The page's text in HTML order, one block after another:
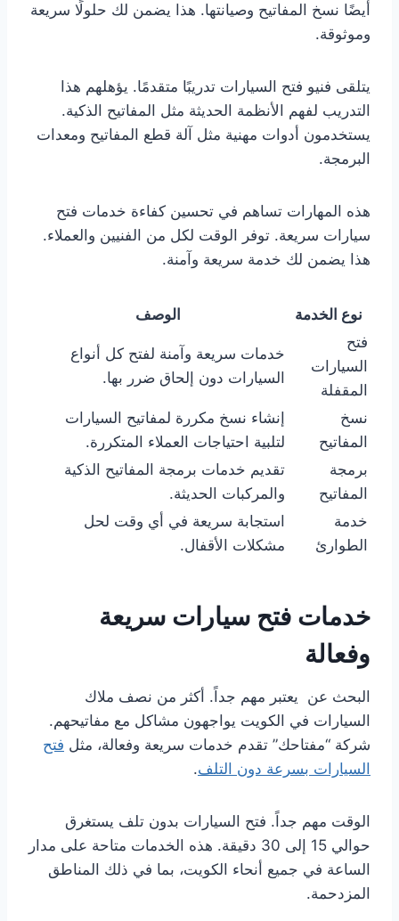
أيضًا نسخ المفاتيح وصيانتها. هذا يضمن لك حلولًا سريعة
وموثوقة.
يتلقى فنيو فتح السيارات تدريبًا متقدمًا. يؤهلهم هذا
التدريب لفهم الأنظمة الحديثة مثل المفاتيح الذكية.
يستخدمون أدوات مهنية مثل آلة قطع المفاتيح ومعدات
البرمجة.
هذه المهارات تساهم في تحسين كفاءة خدمات فتح
سيارات سريعة. توفر الوقت لكل من الفنيين والعملاء.
هذا يضمن لك خدمة سريعة وآمنة.
نوع الخدمة
الوصف
فتح
السيارات
المقفلة
خدمات سريعة وآمنة لفتح كل أنواع
السيارات دون إلحاق ضرر بها.
نسخ
المفاتيح
إنشاء نسخ مكررة لمفاتيح السيارات
لتلبية احتياجات العملاء المتكررة.
برمجة
المفاتيح
تقديم خدمات برمجة المفاتيح الذكية
والمركبات الحديثة.
خدمة
الطوارئ
استجابة سريعة في أي وقت لحل
مشكلات الأقفال.
خدمات فتح سيارات سريعة
وفعالة
البحث عن يعتبر مهم جداً. أكثر من نصف ملاك
السيارات في الكويت يواجهون مشاكل مع مفاتيحهم.
شركة “مفتاحك” تقدم خدمات سريعة وفعالة، مثل فتح
السيارات بسرعة دون التلف.
الوقت مهم جداً. فتح السيارات بدون تلف يستغرق
حوالي 15 إلى 30 دقيقة. هذه الخدمات متاحة على مدار
الساعة في جميع أنحاء الكويت، بما في ذلك المناطق
المزدحمة.